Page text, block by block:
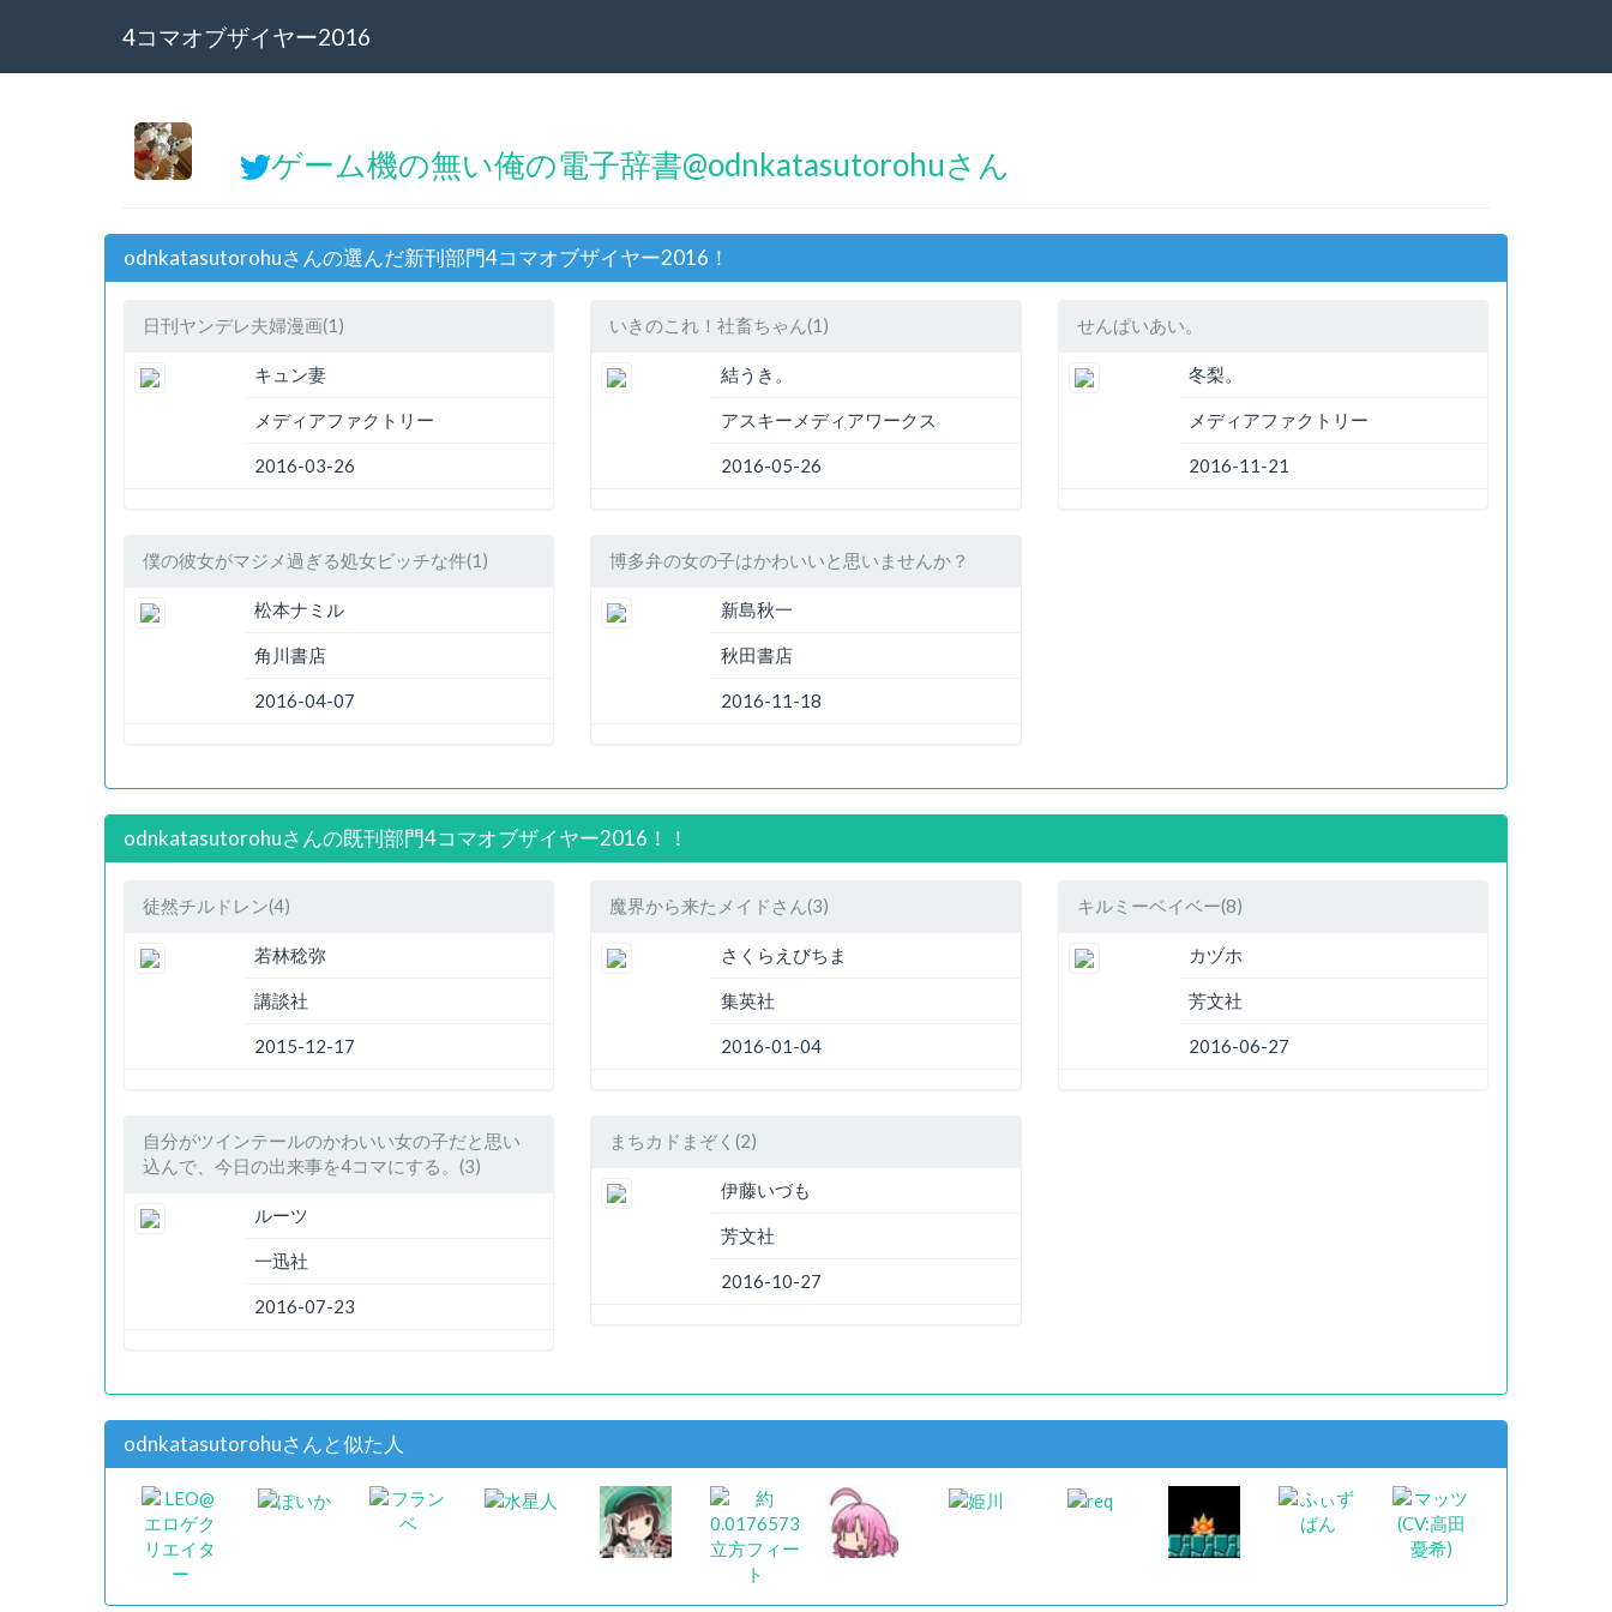
4コマオブザイヤー2016
ゲーム機の無い俺の電子辞書@odnkatasutorohuさん
odnkatasutorohuさんの選んだ新刊部門4コマオブザイヤー2016！
日刊ヤンデレ夫婦漫画(1)
キュン妻
メディアファクトリー
2016-03-26
いきのこれ！社畜ちゃん(1)
結うき。
アスキーメディアワークス
2016-05-26
せんぱいあい。
冬梨。
メディアファクトリー
2016-11-21
僕の彼女がマジメ過ぎる処女ビッチな件(1)
松本ナミル
角川書店
2016-04-07
博多弁の女の子はかわいいと思いませんか？
新島秋一
秋田書店
2016-11-18
odnkatasutorohuさんの既刊部門4コマオブザイヤー2016！！
徒然チルドレン(4)
若林稔弥
講談社
2015-12-17
魔界から来たメイドさん(3)
さくらえびちま
集英社
2016-01-04
キルミーベイベー(8)
カヅホ
芳文社
2016-06-27
自分がツインテールのかわいい女の子だと思い
込んで、今日の出来事を4コマにする。(3)
ルーツ
一迅社
2016-07-23
まちカドまぞく(2)
伊藤いづも
芳文社
2016-10-27
odnkatasutorohuさんと似た人